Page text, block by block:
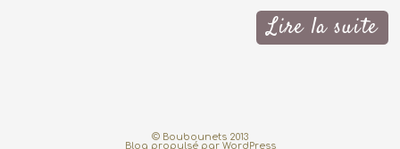
Lire la suite
© Boubounets 2013
Blog propulsé par WordPress